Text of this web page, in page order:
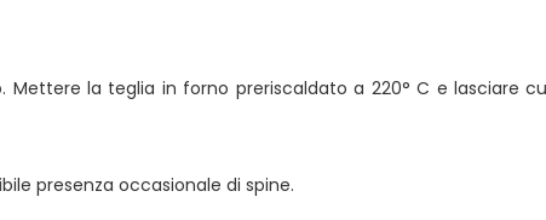
la teglia in forno preriscaldato a 220° C e lasciare
presenza occasionale di spine.